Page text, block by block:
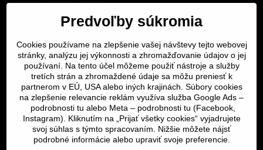
Servis Bratislava
Servis Košice
Dôležité odkazy
SERVIS KURIÉROM
Predvoľby súkromia
Cookies používame na zlepšenie vašej návštevy tejto webovej
stránky, analýzu jej výkonnosti a zhromažďovanie údajov o jej
používaní. Na tento účel môžeme použiť nástroje a služby
tretích strán a zhromaždené údaje sa môžu preniesť k
partnerom v EÚ, USA alebo iných krajinách. Súbory cookies
na zlepšenie relevancie reklám využíva služba Google Ads –
podrobnosti tu alebo Meta – podrobnosti tu (Facebook,
Instagram). Kliknutím na „Prijať všetky cookies“ vyjadrujete
svoj súhlas s týmto spracovaním. Nižšie môžete nájsť
podrobné informácie alebo upraviť svoje preferencie.